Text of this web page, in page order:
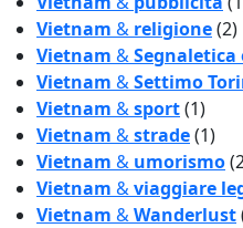
Vietnam & religione(2)
Vietnam &Segnaletica
Vietnam &Settimo
Vietnam &sport(1)
Vietnam &strade(1)
Vietnam & umorismo
Vietnam &viaggiare
Vietnam &Wanderlust